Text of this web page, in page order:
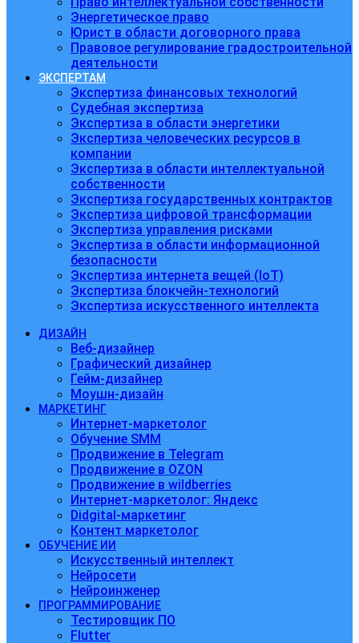
Энергетическое право
Юрист в области договорного права
Правовое регулирование градостроительной
деятельности
ЭКСПЕРТАМ
Экспертиза финансовых технологий
Судебная экспертиза
Экспертиза в области энергетики
Экспертиза человеческих ресурсов в
компании
Экспертиза в области интеллектуальной
собственности
Экспертиза государственных контрактов
Экспертиза цифровой трансформации
Экспертиза управления рисками
Экспертиза в области информационной
безопасности
Экспертиза интернета вещей (IoT)
Экспертиза блокчейн-технологий
Экспертиза искусственного интеллекта
ДИЗАЙН
Веб-дизайнер
Графический дизайнер
Гейм-дизайнер
Моушн-дизайн
МАРКЕТИНГ
Интернет-маркетолог
Обучение SMM
Продвижение в Telegram
Продвижение в OZON
Продвижение в wildberries
Интернет-маркетолог: Яндекс
Didgital-маркетинг
Контент маркетолог
ОБУЧЕНИЕ ИИ
Искусственный интеллект
Нейросети
Нейроинженер
ПРОГРАММИРОВАНИЕ
Тестировщик ПО
Flutter